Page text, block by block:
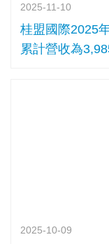
2025-11-10
桂盟國際2025
累計營收為
2025-10-09